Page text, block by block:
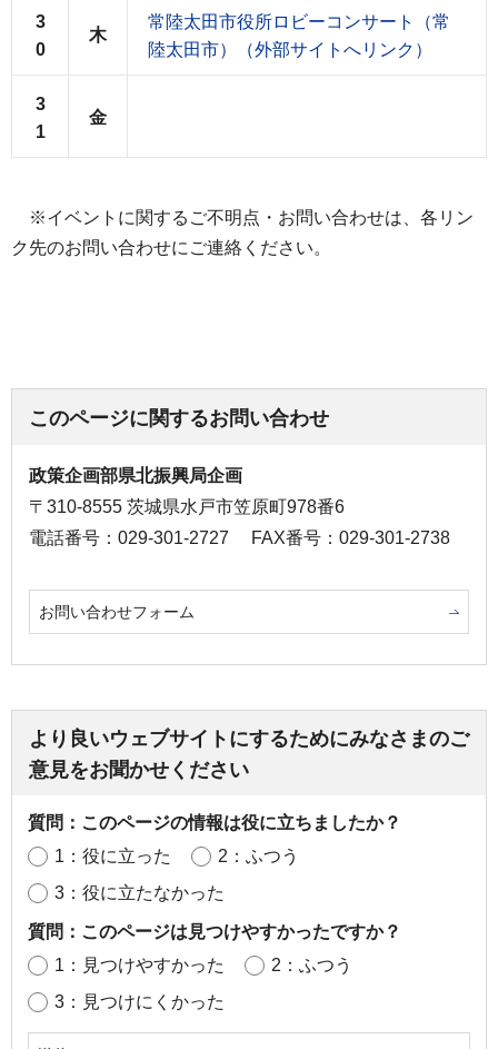
3
0
木
常陸太田市役所ロビーコンサート（常
陸太田市）（外部サイトへリンク）
3
1
金
※イベントに関するご不明点・お問い合わせは、各リン
ク先のお問い合わせにご連絡ください。
このページに関するお問い合わせ
政策企画部県北振興局企画
〒310-8555 茨城県水戸市笠原町978番6
電話番号：029-301-2727
FAX番号：029-301-2738
お問い合わせフォーム
より良いウェブサイトにするためにみなさまのご
意見をお聞かせください
質問：このページの情報は役に立ちましたか？
1：役に立った
2：ふつう
3：役に立たなかった
質問：このページは見つけやすかったですか？
1：見つけやすかった
2：ふつう
3：見つけにくかった